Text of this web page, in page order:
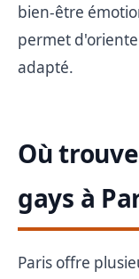
bien-être
permet
adapté.
Où
gays à
Paris offre